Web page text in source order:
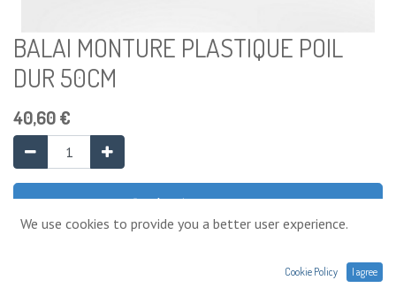
BALAI MONTURE PLASTIQUE POIL
DUR 50CM
40,60€
Ajouter au panier
We use cookies to provide you a better user experience.
Cookie Policy I agree